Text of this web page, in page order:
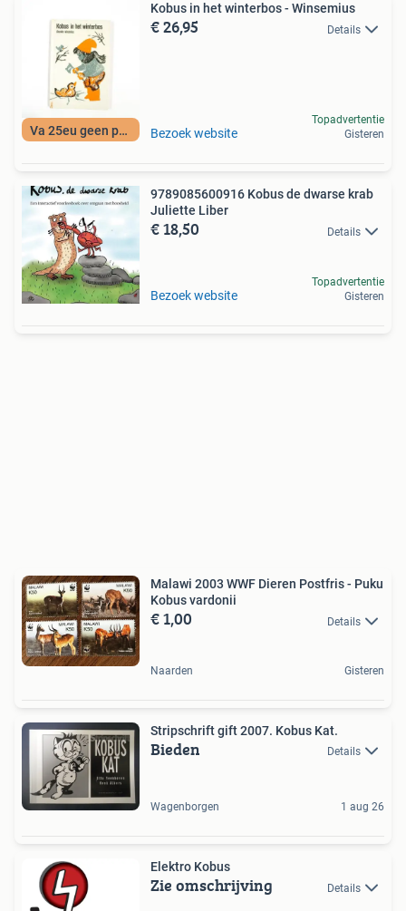
Va 25eu geen porto
Kobus in het winterbos - Winsemius
€ 26,95 Details
Bezoek website
Topadvertentie
Gisteren
9789085600916 Kobus de dwarse krab
Juliette Liber
€ 18,50 Details
Bezoek website
Topadvertentie
Gisteren
Malawi 2003 WWF Dieren Postfris - Puku
Kobus vardonii
€ 1,00 Details
Naarden Gisteren
Stripschrift gift 2007. Kobus Kat.
Bieden Details
Wagenborgen 1 aug 26
Elektro Kobus
Zie omschrijving Details